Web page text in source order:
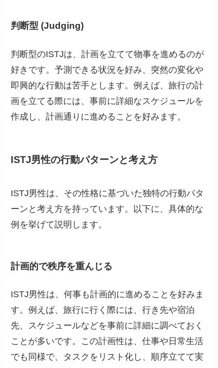
判断型 (Judging)
判断型のISTJは、計画を立てて物事を進めるのが
好きです。予測できる状況を好み、突然の変化や
即興的な行動は苦手とします。例えば、旅行の計
画を立てる際には、事前に詳細なスケジュールを
作成し、計画通りに進めることを好みます。
ISTJ男性の行動パターンと考え方
ISTJ男性は、その性格に基づいた独特の行動パタ
ーンと考え方を持っています。以下に、具体的な
例を挙げて説明します。
計画的で秩序を重んじる
ISTJ男性は、何事も計画的に進めることを好みま
す。例えば、旅行に行く際には、行き先や宿泊
先、スケジュールなどを事前に詳細に調べておく
ことが多いです。この計画性は、仕事や日常生活
でも同様で、タスクをリスト化し、順序立てて実